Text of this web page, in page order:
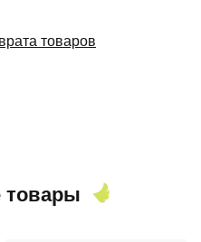
товаров
товары